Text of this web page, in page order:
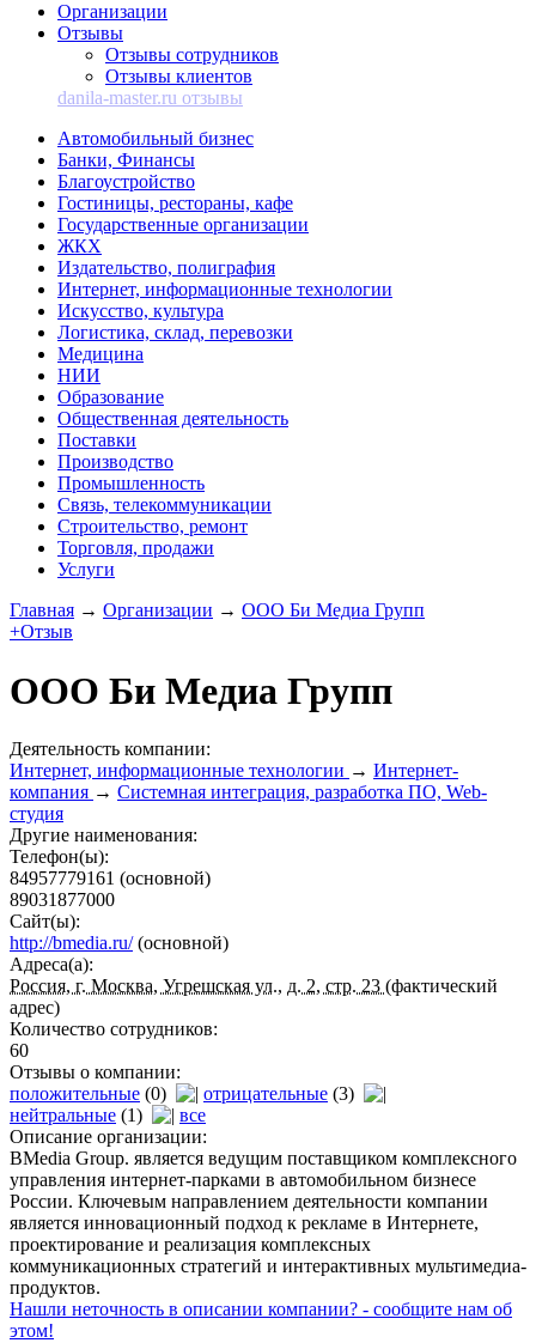
Организации
Отзывы
Отзывы сотрудников
Отзывы клиентов
danila-master.ru отзывы
Автомобильный бизнес
Банки, Финансы
Благоустройство
Гостиницы, рестораны, кафе
Государственные организации
ЖКХ
Издательство, полиграфия
Интернет, информационные технологии
Искусство, культура
Логистика, склад, перевозки
Медицина
НИИ
Образование
Общественная деятельность
Поставки
Производство
Промышленность
Связь, телекоммуникации
Строительство, ремонт
Торговля, продажи
Услуги
Главная → Организации → ООО Би Медиа Групп
+Отзыв
ООО Би Медиа Групп
Деятельность компании:
Интернет, информационные технологии → Интернет-
компания → Системная интеграция, разработка ПО, Web-
студия
Другие наименования:
Телефон(ы):
84957779161 (основной)
89031877000
Сайт(ы):
http://bmedia.ru/(основной)
Адреса(а):
Россия, г. Москва, Угрешская ул., д. 2, стр. 23 (фактический
адрес)
Количество сотрудников:
60
Отзывы о компании:
положительные (0) отрицательные (3)
нейтральные (1)
все
Описание организации:
BMedia Group. является ведущим поставщиком комплексного
управления интернет-парками в автомобильном бизнесе
России. Ключевым направлением деятельности компании
является инновационный подход к рекламе в Интернете,
проектирование и реализация комплексных
коммуникационных стратегий и интерактивных мультимедиа-
продуктов.
Нашли неточность в описании компании? - сообщите нам об
этом!